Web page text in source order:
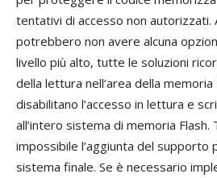
tentativi di accesso non autorizzati.
potrebbero non avere alcuna
livello più alto, tutte le soluzioni
della lettura nell’area della memoria
disabilitano l’accesso in lettura e
all’intero sistema di memoria Flash.
impossibile l’aggiunta del supporto
sistema finale. Se è necessario